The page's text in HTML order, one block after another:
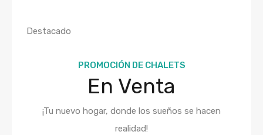
Destacado
PROMOCIÓN DE CHALETS
En Venta
¡Tu nuevo hogar, donde los sueños se hacen
realidad!